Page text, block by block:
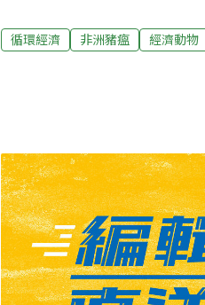
會如何直接及間接影響畜牧業與
政府又有什麼配套措施？黑豬轉
時），設立即時監控系統，載
個縣市（新竹市、新北市、南
桃園市
循環經濟 非洲豬瘟 經濟動物